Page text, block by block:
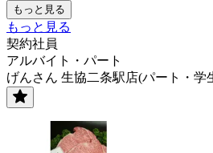
もっと見る
もっと見る
契約社員
アルバイト・パート
げんさん 生協二条駅店(パート・学